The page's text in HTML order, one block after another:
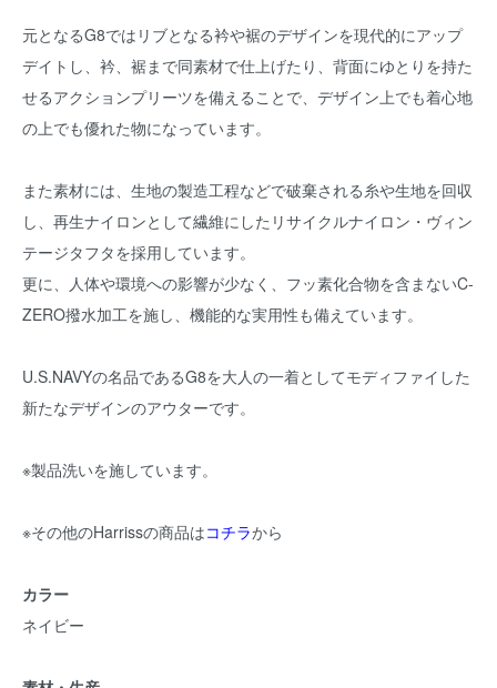
元となるG8ではリブとなる衿や裾のデザインを現代的にアップ
デイトし、衿、裾まで同素材で仕上げたり、背面にゆとりを持た
せるアクションプリーツを備えることで、デザイン上でも着心地
の上でも優れた物になっています。
また素材には、生地の製造工程などで破棄される糸や生地を回収
し、再生ナイロンとして繊維にしたリサイクルナイロン・ヴィン
テージタフタを採用しています。
更に、人体や環境への影響が少なく、フッ素化合物を含まないC-
ZERO撥水加工を施し、機能的な実用性も備えています。
U.S.NAVYの名品であるG8を大人の一着としてモディファイした
新たなデザインのアウターです。
※製品洗いを施しています。
※その他のHarrissの商品はコチラから
カラー
ネイビー